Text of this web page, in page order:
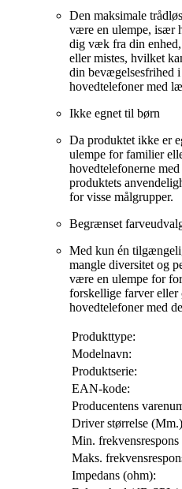
Den maksimale
være en ulempe, især
dig væk fra din
eller mistes, hvilket
din bevægelsesfrihed
hovedtelefoner med
Ikke egnet til børn
Da produktet ikke er
ulempe for familier
hovedtelefonerne
produktets
for visse målgrupper.
Begrænset
Med kun én
mangle diversitet og
være en ulempe for
forskellige farver eller
hovedtelefoner med
Produkttype:
Modelnavn:
Produktserie:
EAN-kode:
Producentens
Driver størrelse
Min.
Maks.
Impedans (ohm):